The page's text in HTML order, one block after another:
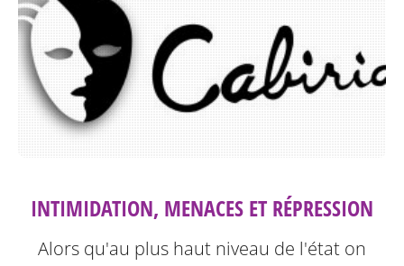
INTIMIDATION, MENACES ET RÉPRESSION
Alors qu'au plus haut niveau de l'état on